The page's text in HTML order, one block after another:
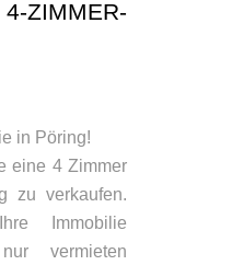
in Pöring!
eine 4 Zimmer
zu verkaufen.
Immobilie
vermieten